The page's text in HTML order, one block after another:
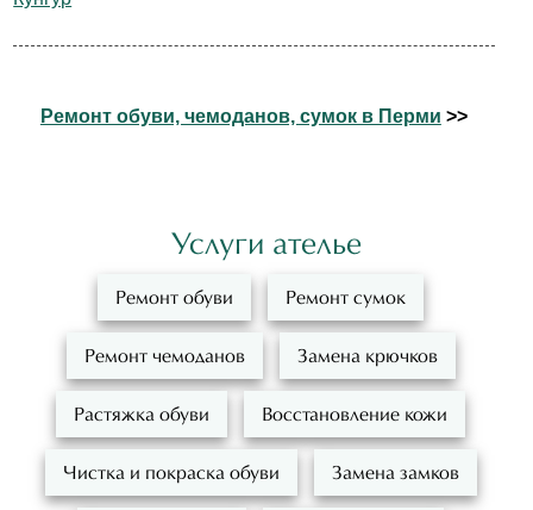
Ремонт обуви, чемоданов, сумок в Перми >>
Услуги ателье
Ремонт обуви Ремонт сумок
Ремонт чемоданов Замена крючков
Растяжка обуви Восстановление кожи
Чистка и покраска обуви Замена замков